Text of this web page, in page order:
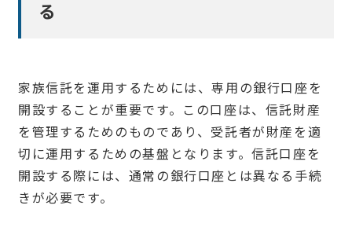
る
家族信託を運用するためには、専用の銀行口座を
開設することが重要です。この口座は、信託財産
を管理するためのものであり、受託者が財産を適
切に運用するための基盤となります。信託口座を
開設する際には、通常の銀行口座とは異なる手続
きが必要です。